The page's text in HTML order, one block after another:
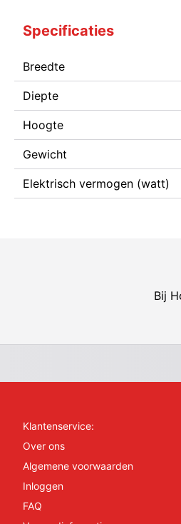
Specificaties
Breedte
Diepte
Hoogte
Gewicht
Elektrisch vermogen (watt)
Bij
Klantenservice:
Over ons
Algemene voorwaarden
Inloggen
FAQ